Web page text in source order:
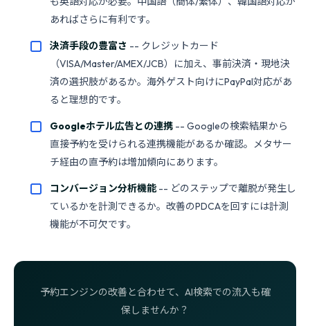
あればさらに有利です。
決済手段の豊富さ -- クレジットカード
（VISA/Master/AMEX/JCB）に加え、事前決済・現地決
済の選択肢があるか。海外ゲスト向けにPayPal対応があ
ると理想的です。
Googleホテル広告との連携 -- Googleの検索結果から
直接予約を受けられる連携機能があるか確認。メタサー
チ経由の直予約は増加傾向にあります。
コンバージョン分析機能-- どのステップで離脱が発生し
ているかを計測できるか。改善のPDCAを回すには計測
機能が不可欠です。
予約エンジンの改善と合わせて、AI検索での流入も確
保しませんか？